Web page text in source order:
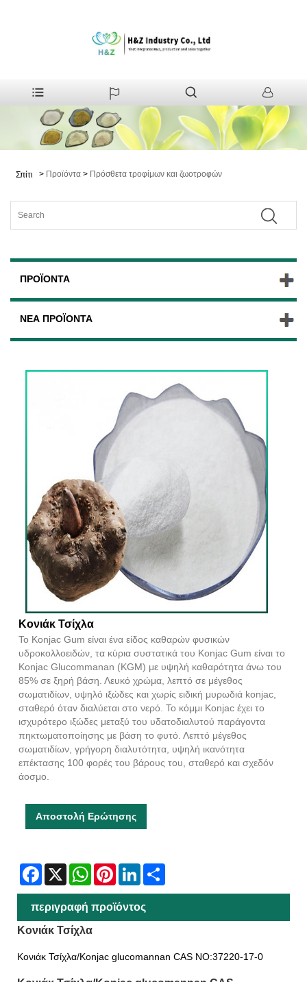
Σπίτι > Προϊόντα > Πρόσθετα τροφίμων και ζωοτροφών
ΠΡΟΪΌΝΤΑ
ΝΈΑ ΠΡΟΪΌΝΤΑ
Κονιάκ Τσίχλα
Το Konjac Gum είναι ένα είδος καθαρών φυσικών
υδροκολλοειδών, τα κύρια συστατικά του Konjac Gum είναι το
Konjac Glucommanan (KGM) με υψηλή καθαρότητα άνω του
85% σε ξηρή βάση. Λευκό χρώμα, λεπτό σε μέγεθος
σωματιδίων, υψηλό ιξώδες και χωρίς ειδική μυρωδιά konjac,
σταθερό όταν διαλύεται στο νερό. Το κόμμι Konjac έχει το
ισχυρότερο ιξώδες μεταξύ του υδατοδιαλυτού παράγοντα
πηκτωματοποίησης με βάση το φυτό. Λεπτό μέγεθος
σωματιδίων, γρήγορη διαλυτότητα, υψηλή ικανότητα
επέκτασης 100 φορές του βάρους του, σταθερό και σχεδόν
άοσμο.
Αποστολή Ερώτησης
Facebook
X WhatsAppPinterestLinkedIn
περιγραφή προϊόντος
Κονιάκ Τσίχλα
Κονιάκ Τσίχλα/Konjac glucomannan CAS NO:37220-17-0